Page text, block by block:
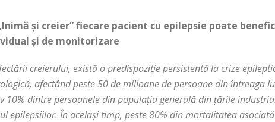
și creier” fiecare pacient cu epilepsie poate
și de monitorizare
creierului, există o predispoziție persistentă la crize
afectând peste 50 de milioane de persoane din întreaga
dintre persoanele din populația generală din țările
epilepsiilor. În același timp, peste 80% din mortalitatea